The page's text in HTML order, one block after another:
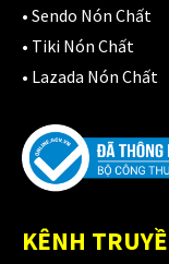
Đệm lót yên xe
Găng cụt ngón
Găng dài ngón
GĂNG TAY
• Sendo Nón Chất
• Tiki Nón Chất
• Lazada Nón Chất
KÊNH